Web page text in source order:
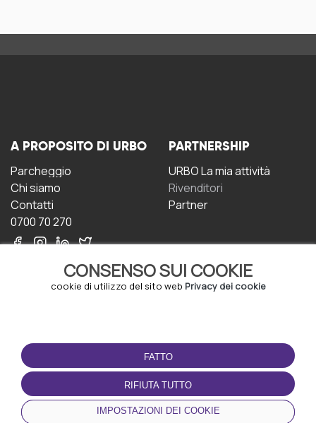
CONSENSO SUI COOKIE
cookie di utilizzo del sito web Privacy dei cookie
FATTO
RIFIUTA TUTTO
IMPOSTAZIONI DEI COOKIE
A PROPOSITO DI URBO
Parcheggio
Chi siamo
Contatti
0700 70 270
PARTNERSHIP
URBO La mia attività
Rivenditori
Partner
CONDIZIONI D'USO
Termini e Condizioni
Politica sulla riservatezza
Gestione dei Cookie
SCARICA L'APP